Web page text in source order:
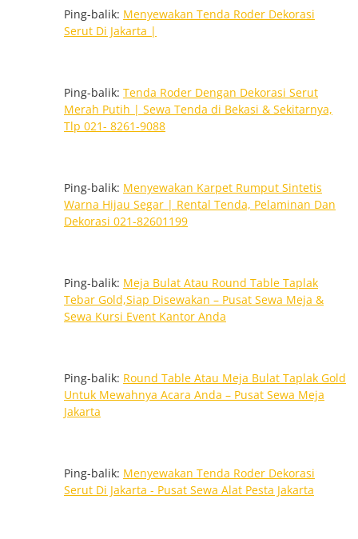
Ping-balik: Menyewakan Tenda Roder Dekorasi
Serut Di Jakarta |
Ping-balik: Tenda Roder Dengan Dekorasi Serut
Merah Putih | Sewa Tenda di Bekasi & Sekitarnya,
Tlp 021- 8261-9088
Ping-balik: Menyewakan Karpet Rumput Sintetis
Warna Hijau Segar | Rental Tenda, Pelaminan Dan
Dekorasi 021-82601199
Ping-balik: Meja Bulat Atau Round Table Taplak
Tebar Gold,Siap Disewakan – Pusat Sewa Meja &
Sewa Kursi Event Kantor Anda
Ping-balik: Round Table Atau Meja Bulat Taplak Gold
Untuk Mewahnya Acara Anda – Pusat Sewa Meja
Jakarta
Ping-balik: Menyewakan Tenda Roder Dekorasi
Serut Di Jakarta - Pusat Sewa Alat Pesta Jakarta